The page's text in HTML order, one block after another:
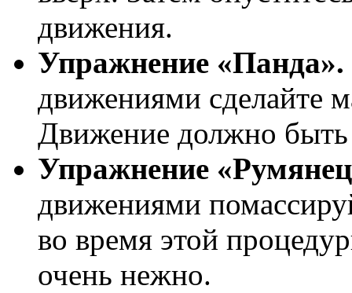
движения.
Упражнение «Панда».
движениями сделайте
Движение должно
Упражнение
движениями
во время этой
очень нежно.